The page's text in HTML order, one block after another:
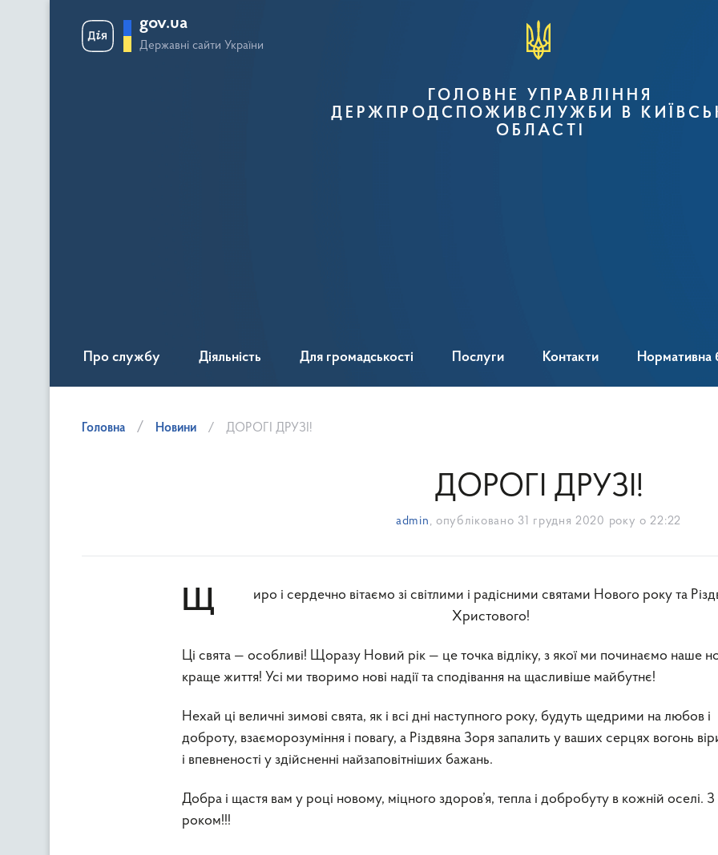
gov.ua
Державні сайти України
ГОЛОВНЕ УПРАВЛІННЯ
ДЕРЖПРОДСПОЖИВСЛУЖБИ В
ОБЛАСТІ
Про службу Діяльність Для громадськості Послуги Контакти Нормативна
Головна Новини ДОРОГІ ДРУЗІ!
ДОРОГІ ДРУЗІ!
admin , опубліковано 31 грудня 2020 року о 22:22
Щиро і сердечно вітаємо зі світлими і радісними святами Нового року та Різдва Христового!
Ці свята — особливі! Щоразу Новий рік — це точка відліку, з якої ми починаємо наше
краще життя! Усі ми творимо нові надії та сподівання на щасливіше майбутнє!
Нехай ці величні зимові свята, як і всі дні наступного року, будуть щедрими на любов і
доброту, взаєморозуміння і повагу, а Різдвяна Зоря запалить у ваших серцях вогонь
і впевненості у здійсненні найзаповітніших бажань.
Добра і щастя вам у році новому, міцного здоров’я, тепла і добробуту в кожній оселі.
роком!!!